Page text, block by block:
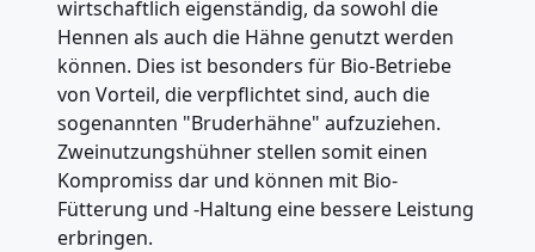
wirtschaftlich eigenständig, da sowohl die
Hennen als auch die Hähne genutzt werden
können. Dies ist besonders für Bio-Betriebe
von Vorteil, die verpflichtet sind, auch die
sogenannten "Bruderhähne" aufzuziehen.
Zweinutzungshühner stellen somit einen
Kompromiss dar und können mit Bio-
Fütterung und -Haltung eine bessere Leistung
erbringen.